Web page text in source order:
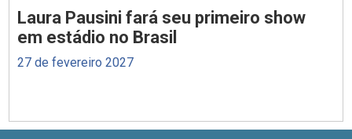
Laura Pausini fará seu primeiro show
em estádio no Brasil
27 de fevereiro 2027